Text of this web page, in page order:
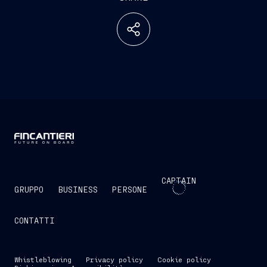
GRUPPO BUSINESS PERSONE
CAPTAIN
CONTATTI
Whistleblowing Privacy policy
Cookie policy